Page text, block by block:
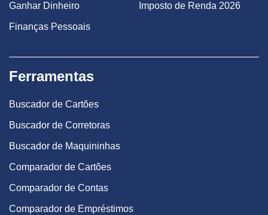
Ganhar Dinheiro
Finanças Pessoais
Imposto de Renda 2026
Ferramentas
Buscador de Cartões
Buscador de Corretoras
Buscador de Maquininhas
Comparador de Cartões
Comparador de Contas
Comparador de Empréstimos